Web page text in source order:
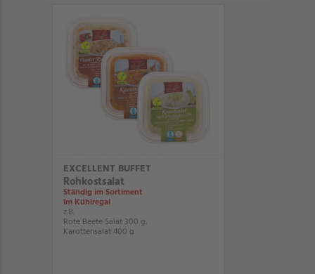
EXCELLENT BUFFET
Rohkostsalat
Ständig im Sortiment
Im Kühlregal
z.B.
Rote Beete Salat 300 g,
Karottensalat 400 g